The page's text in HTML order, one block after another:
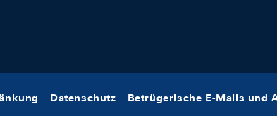
Datenschutz Betrügerische E-Mails und